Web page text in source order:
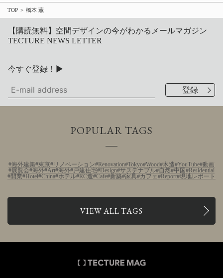
TOP 橋本 薫
【購読無料】空間デザインの今がわかるメールマガジン
TECTURE NEWS LETTER
今すぐ登録！▶
POPULAR TAGS
海外建築 東京 リノベーション Renovation Tokyo Wood 木造 YouTube 動画
展覧会 海外 Art 海外 戸建住宅 Design サステナブル 自然 中国
Residential
開業
Hotel China ホテル RC造 Cafe 新築 家具 カフェ Report 現地レポート
VIEW ALL TAGS